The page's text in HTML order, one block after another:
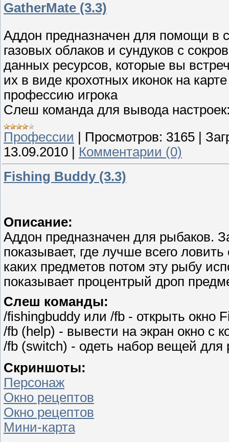
GatherMate (3.3)
Аддон предназначен для помощи в
газовых облаков и сундуков с
данных ресурсов, которые вы
их в виде крохотных иконок на
профессию игрока
Слеш команда для вывода
Профессии
Просмотров: 3165
13.09.2010
Комментарии (0)
Fishing Buddy (3.3)
Описание:
Аддон предназначен для рыбаков.
показывает, где лучше всего
каких предметов потом эту рыбу
показывает процентрый дроп
Слеш команды:
/fishingbuddy или /fb - открыть окно
/fb (help) - вывести на экран окно с
/fb (switch) - одеть набор вещей
Скриншоты:
Персонаж
Окно рецептов
Окно рецептов
Мини-карта